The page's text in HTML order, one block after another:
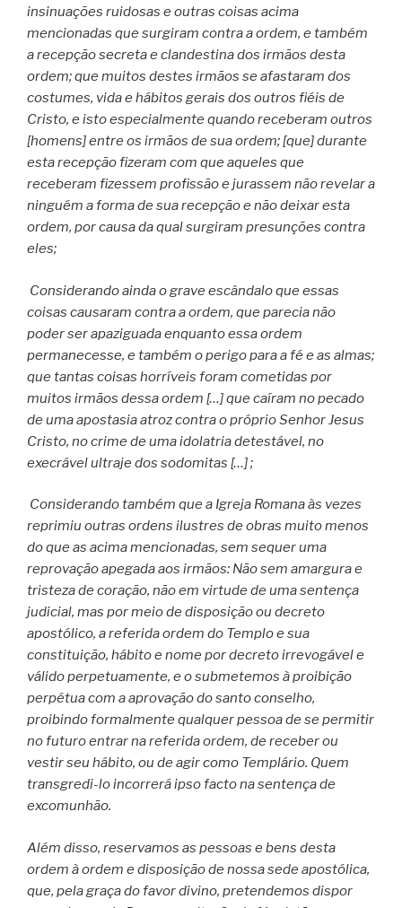
insinuações ruidosas e outras coisas acima
mencionadas que surgiram contra a ordem, e também
a recepção secreta e clandestina dos irmãos desta
ordem; que muitos destes irmãos se afastaram dos
costumes, vida e hábitos gerais dos outros fiéis de
Cristo, e isto especialmente quando receberam outros
[homens] entre os irmãos de sua ordem; [que] durante
esta recepção fizeram com que aqueles que
receberam fizessem profissão e jurassem não revelar a
ninguém a forma de sua recepção e não deixar esta
ordem, por causa da qual surgiram presunções contra
eles;
Considerando ainda o grave escândalo que essas
coisas causaram contra a ordem, que parecia não
poder ser apaziguada enquanto essa ordem
permanecesse, e também o perigo para a fé e as almas;
que tantas coisas horríveis foram cometidas por
muitos irmãos dessa ordem […] que caíram no pecado
de uma apostasia atroz contra o próprio Senhor Jesus
Cristo, no crime de uma idolatria detestável, no
execrável ultraje dos sodomitas […] ;
Considerando também que a Igreja Romana às vezes
reprimiu outras ordens ilustres de obras muito menos
do que as acima mencionadas, sem sequer uma
reprovação apegada aos irmãos: Não sem amargura e
tristeza de coração, não em virtude de uma sentença
judicial, mas por meio de disposição ou decreto
apostólico, a referida ordem do Templo e sua
constituição, hábito e nome por decreto irrevogável e
válido perpetuamente, e o submetemos à proibição
perpétua com a aprovação do santo conselho,
proibindo formalmente qualquer pessoa de se permitir
no futuro entrar na referida ordem, de receber ou
vestir seu hábito, ou de agir como Templário. Quem
transgredi-lo incorrerá ipso facto na sentença de
excomunhão.
Além disso, reservamos as pessoas e bens desta
ordem à ordem e disposição de nossa sede apostólica,
que, pela graça do favor divino, pretendemos dispor